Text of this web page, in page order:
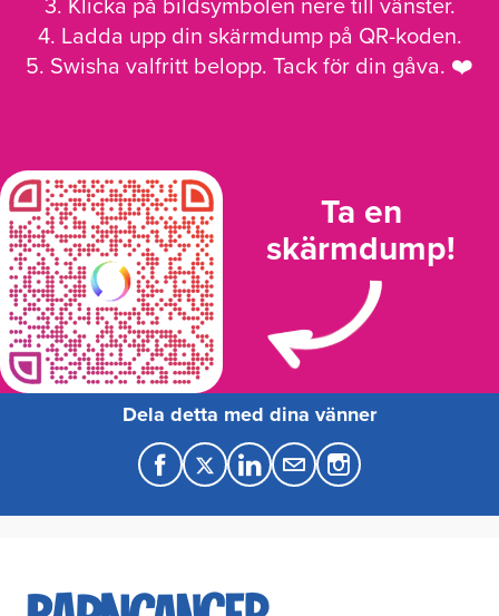
3. Klicka på bildsymbolen nere till vänster.
4. Ladda upp din skärmdump på QR-koden.
5. Swisha valfritt belopp. Tack för din gåva. ❤️
Ta en
skärmdump!
Dela detta med dina vänner
F
a
e
T
w
t
L
i
k
M
a